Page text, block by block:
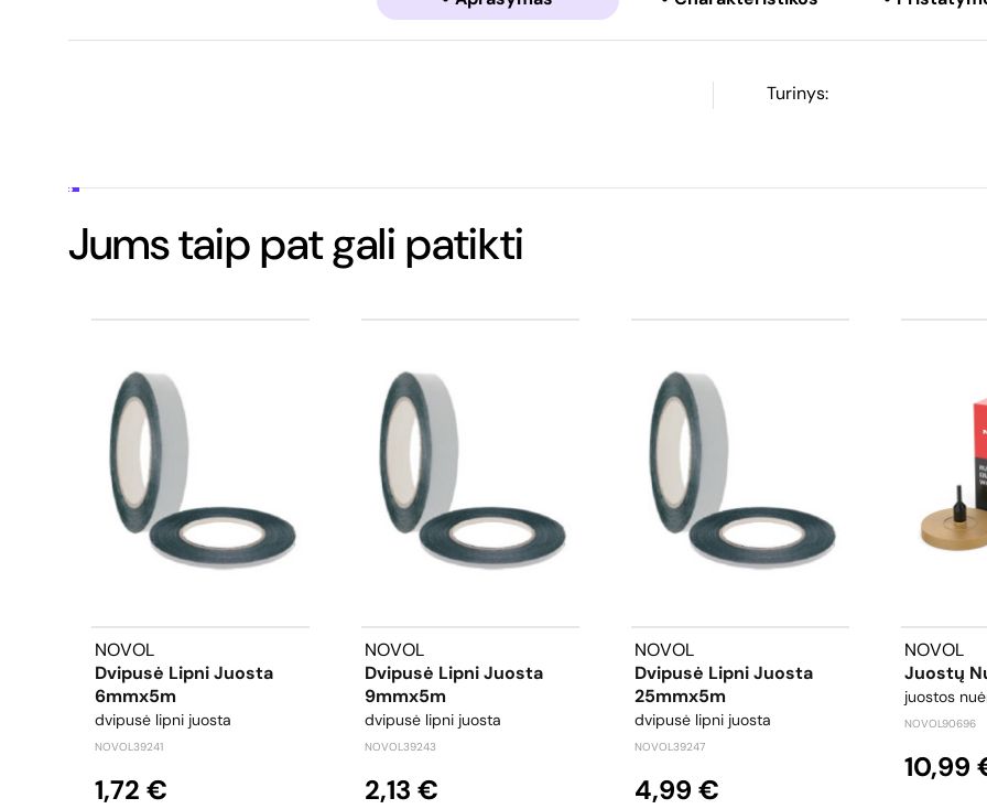
Turinys:
Jums taip pat gali patikti
NOVOL
Dvipusė Lipni Juosta
6mmx5m
dvipusė lipni juosta
NOVOL39241
1,72 €
NOVOL
Dvipusė Lipni Juosta
9mmx5m
dvipusė lipni juosta
NOVOL39243
2,13 €
NOVOL
Dvipusė Lipni Juosta
25mmx5m
dvipusė lipni juosta
NOVOL39247
4,99 €
NOVOL
Juostų
juostos
NOVOL90696
10,99